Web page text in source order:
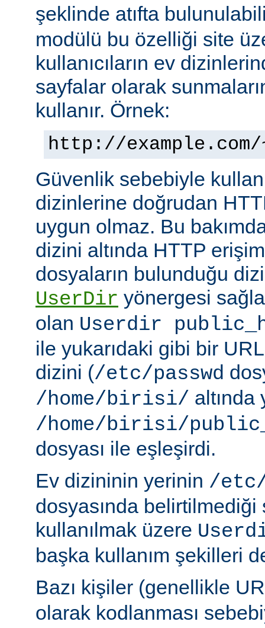
şeklinde atıfta
modülü bu özelliği site
kullanıcıların ev
sayfalar olarak
kullanır. Örnek:
http://
Güvenlik sebebiyle
dizinlerine doğrudan
uygun olmaz. Bu
dizini altında HTTP
dosyaların bulunduğu
UserDir yönergesi
olan Userdir
ile yukarıdaki gibi bir URL
dizini (/etc/passwd
/home/birisi/ altında
/home/birisi/
dosyası ile eşleşirdi.
Ev dizininin yerinin /etc/
dosyasında belirtilmediği
kullanılmak üzere
başka kullanım şekilleri
Bazı kişiler (genellikle
olarak kodlanması